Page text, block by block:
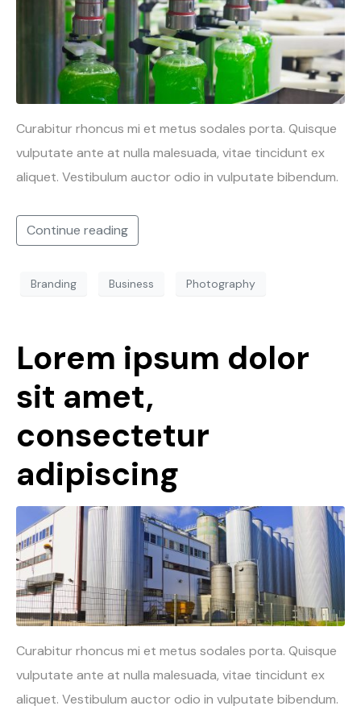
Curabitur rhoncus mi et metus sodales porta. Quisque
vulputate ante at nulla malesuada, vitae tincidunt ex
aliquet. Vestibulum auctor odio in vulputate bibendum.
Continue reading
Branding Business Photography
Lorem ipsum dolor
sit amet,
consectetur
adipiscing
Curabitur rhoncus mi et metus sodales porta. Quisque
vulputate ante at nulla malesuada, vitae tincidunt ex
aliquet. Vestibulum auctor odio in vulputate bibendum.